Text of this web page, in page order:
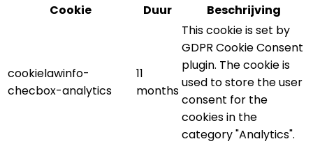
Cookie
Duur Beschrijving
cookielawinfo-
checbox-analytics
11
months
This cookie is set by
GDPR Cookie Consent
plugin. The cookie is
used to store the user
consent for the
cookies in the
category "Analytics".